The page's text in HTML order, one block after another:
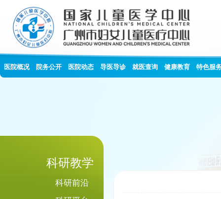
医院概况 院务公开 医院动态 导医导诊 就医查询 健康教育 特色服
科研教学
科研前沿